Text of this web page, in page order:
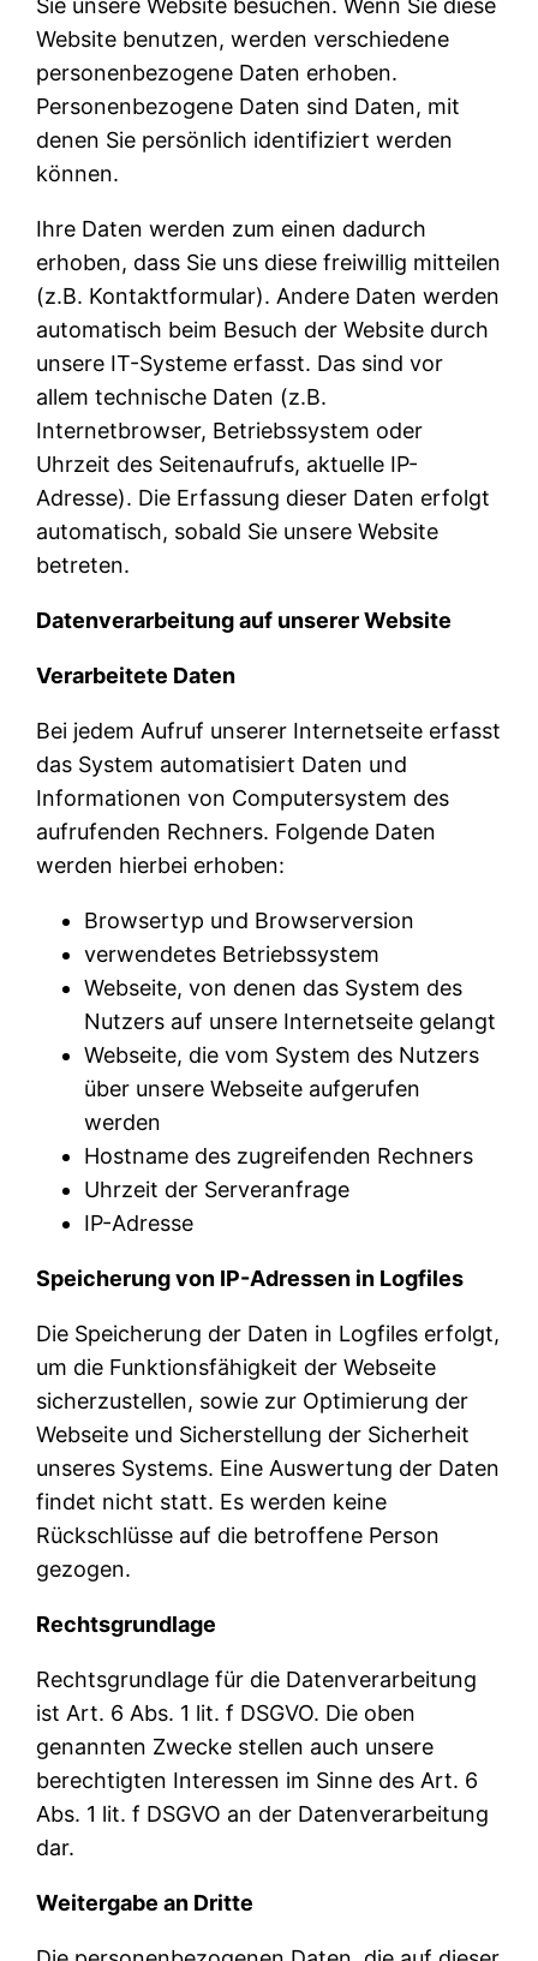
Sie unsere Website besuchen. Wenn Sie diese
Website benutzen, werden verschiedene
personenbezogene Daten erhoben.
Personenbezogene Daten sind Daten, mit
denen Sie persönlich identifiziert werden
können.
Ihre Daten werden zum einen dadurch
erhoben, dass Sie uns diese freiwillig mitteilen
(z.B. Kontaktformular). Andere Daten werden
automatisch beim Besuch der Website durch
unsere IT-Systeme erfasst. Das sind vor
allem technische Daten (z.B.
Internetbrowser, Betriebssystem oder
Uhrzeit des Seitenaufrufs, aktuelle IP-
Adresse). Die Erfassung dieser Daten erfolgt
automatisch, sobald Sie unsere Website
betreten.
Datenverarbeitung auf unserer Website
Verarbeitete Daten
Bei jedem Aufruf unserer Internetseite erfasst
das System automatisiert Daten und
Informationen von Computersystem des
aufrufenden Rechners. Folgende Daten
werden hierbei erhoben:
Browsertyp und Browserversion
verwendetes Betriebssystem
Webseite, von denen das System des
Nutzers auf unsere Internetseite gelangt
Webseite, die vom System des Nutzers
über unsere Webseite aufgerufen
werden
Hostname des zugreifenden Rechners
Uhrzeit der Serveranfrage
IP-Adresse
Speicherung von IP-Adressen in Logfiles
Die Speicherung der Daten in Logfiles erfolgt,
um die Funktionsfähigkeit der Webseite
sicherzustellen, sowie zur Optimierung der
Webseite und Sicherstellung der Sicherheit
unseres Systems. Eine Auswertung der Daten
findet nicht statt. Es werden keine
Rückschlüsse auf die betroffene Person
gezogen.
Rechtsgrundlage
Rechtsgrundlage für die Datenverarbeitung
ist Art. 6 Abs. 1 lit. f DSGVO. Die oben
genannten Zwecke stellen auch unsere
berechtigten Interessen im Sinne des Art. 6
Abs. 1 lit. f DSGVO an der Datenverarbeitung
dar.
Weitergabe an Dritte